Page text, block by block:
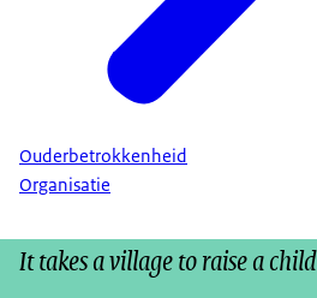
Ouderbetrokkenheid
Organisatie
It takes a village to raise a child